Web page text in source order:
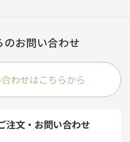
のお問い合わせ
わせはこちらから
注文・お問い合わせ